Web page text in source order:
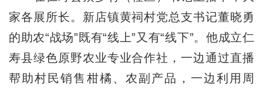
家各展所长。新店镇黄祠村党总支书记董晓勇
的助农“战场”既有“线上”又有“线下”。他成立仁
寿县绿色原野农业专业合作社，一边通过直播
帮助村民销售柑橘、农副产品，一边利用周